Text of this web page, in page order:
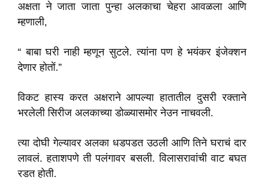
अक्षता ने जाता जाता पुन्हा अलकाचा चेहरा आवळला आणि
म्हणाली,
“ बाबा घरी नाही म्हणून सुटले. त्यांना पण हे भयंकर इंजेक्शन
देणार होतों.”
विकट हास्य करत अक्षराने आपल्या हातातील दुसरी रक्ताने
भरलेली सिरीज अलकाच्या डोळ्यासमोर नेउन नाचवली.
त्या दोघी गेल्यावर अलका धडपडत उठली आणि तिने घराचं दार
लावलं. हताशपणे ती पलंगावर बसली. विलासरावांची वाट बघत
रडत होती.